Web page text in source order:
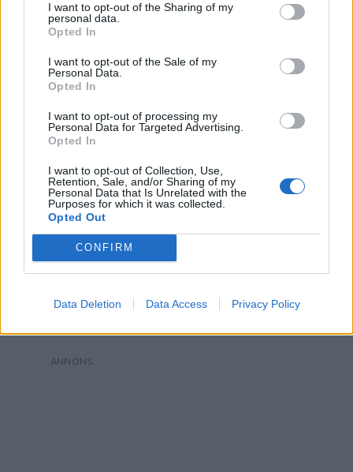
I want to opt-out of the Sharing of my
personal data.
Opted In
I want to opt-out of the Sale of my
Personal Data.
Opted In
I want to opt-out of processing my
Personal Data for Targeted Advertising.
Opted In
I want to opt-out of Collection, Use,
Retention, Sale, and/or Sharing of my
Personal Data that Is Unrelated with the
Purposes for which it was collected.
Opted Out
CONFIRM
Data Deletion Data Access Privacy Policy
VIT CHOKLADPANNACOTTA MED HALLON